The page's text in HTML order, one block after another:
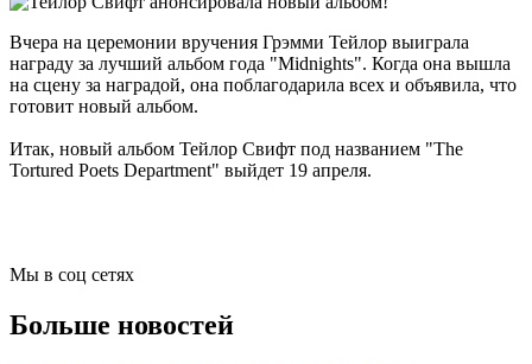
Вчера на церемонии вручения Грэмми Тейлор выиграла
награду за лучший альбом года "Midnights". Когда она вышла
на сцену за наградой, она поблагодарила всех и объявила, что
готовит новый альбом.
Итак, новый альбом Тейлор Свифт под названием "The
Tortured Poets Department" выйдет 19 апреля.
Мы в соц сетях
Больше новостей